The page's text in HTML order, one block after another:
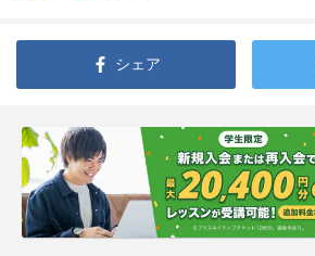
シェア